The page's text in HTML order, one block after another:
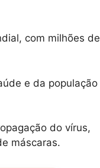
com milhões de
e da população
do vírus,
máscaras.